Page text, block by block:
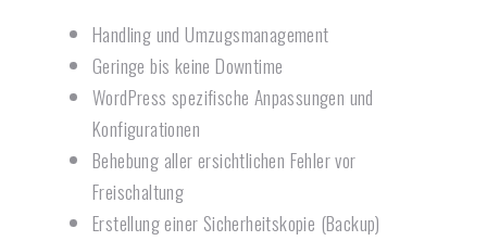
Handling und Umzugsmanagement
Geringe bis keine Downtime
WordPress spezifische Anpassungen und
Konfigurationen
Behebung aller ersichtlichen Fehler vor
Freischaltung
Erstellung einer Sicherheitskopie (Backup)